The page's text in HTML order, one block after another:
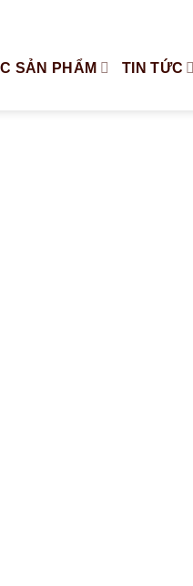
SẢN PHẨM TIN TỨC